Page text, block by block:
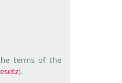
terms of the
).